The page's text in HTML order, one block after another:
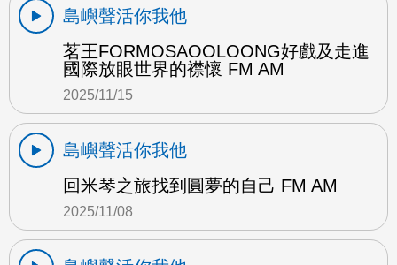
島嶼聲活你我他
茗王FORMOSAOOLOONG好戲及走進
國際放眼世界的襟懷 FM AM
2025/11/15
島嶼聲活你我他
回米琴之旅找到圓夢的自己 FM AM
2025/11/08